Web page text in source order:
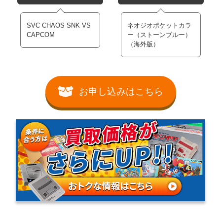
SVC CHAOS SNK VS
CAPCOM
ネオジオポケットカラ
ー（ストーンブルー）
（海外版）
お申し込みはこちら